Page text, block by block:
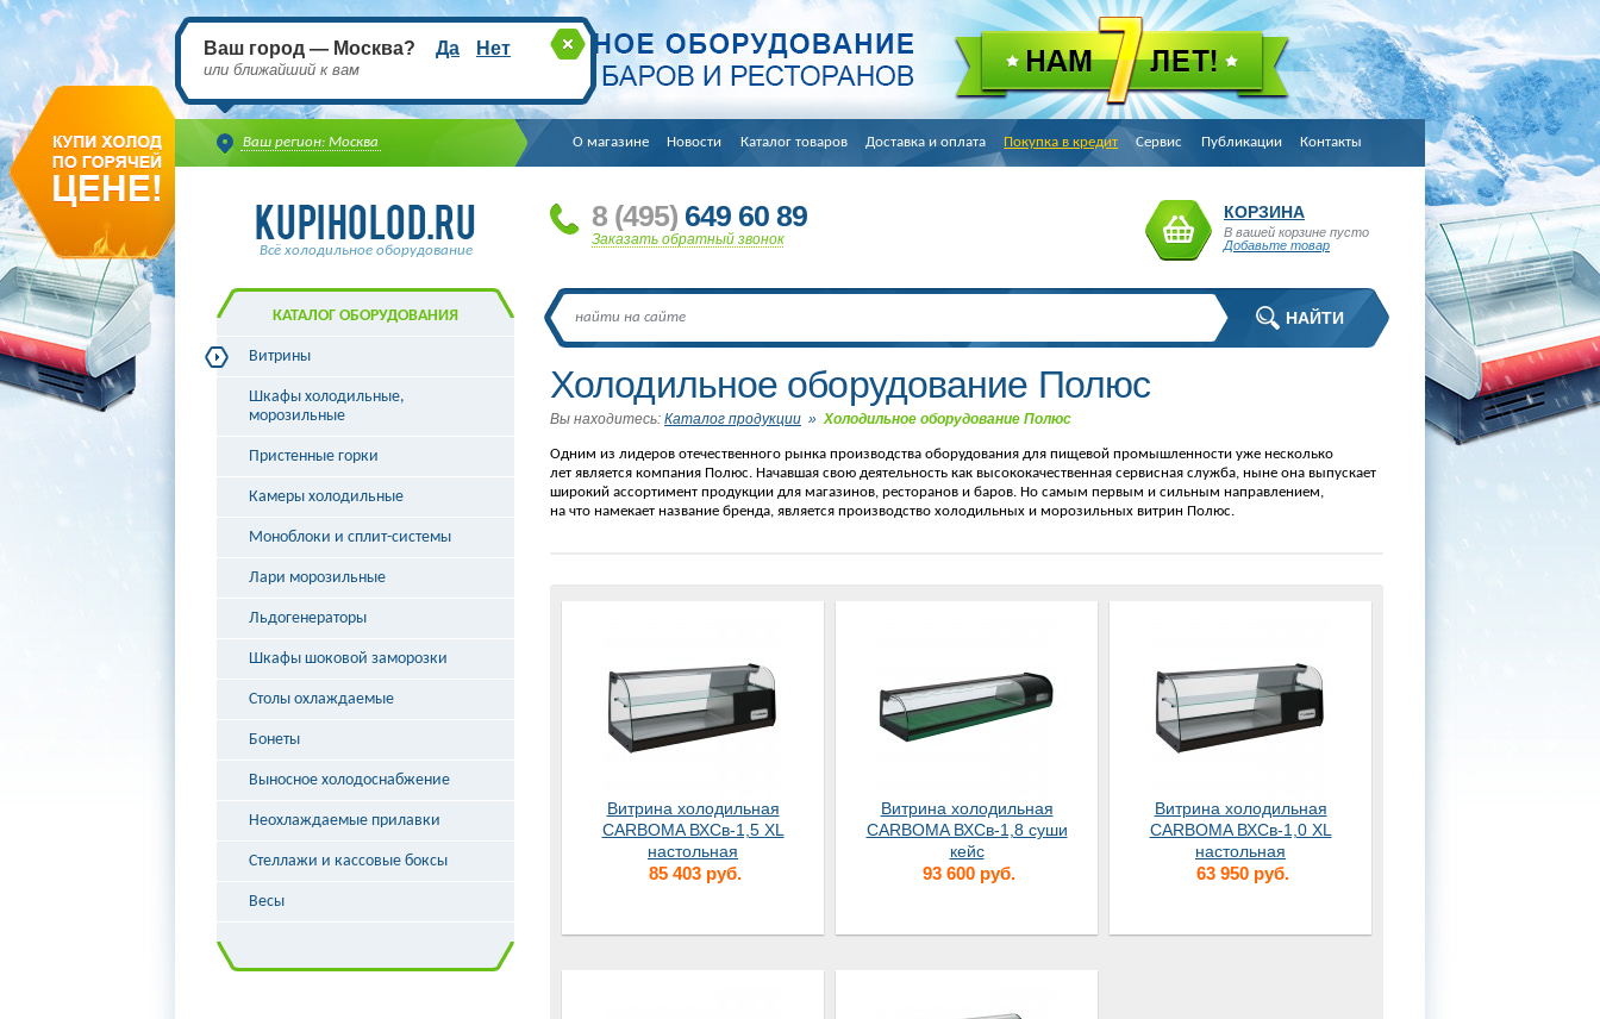
Ваш регион: Москва
Ваш город — Москва? Да Нет
или ближайший к вам
О магазине Новости Каталог товаров Доставка и оплата Покупка в кредит Сервис Публикации Контакты
Всё холодильное оборудование
8 (495) 649 60 89
Заказать обратный звонок
КОРЗИНА
В вашей корзине пусто
Добавьте товар
Холодильное оборудование Полюс
Вы находитесь: Каталог продукции »Холодильное оборудование Полюс
Одним из лидеров отечественного рынка производства оборудования для пищевой промышленности уже несколько
лет является компания Полюс. Начавшая свою деятельность как высококачественная сервисная служба, ныне она выпускает
широкий ассортимент продукции для магазинов, ресторанов и баров. Но самым первым и сильным направлением,
на что намекает название бренда, является производство холодильных и морозильных витрин Полюс.
Витрина холодильная
CARBOMA ВХСв-1,5 XL
настольная
85 403 руб.
Витрина холодильная
CARBOMA ВХСв-1,8 суши
кейс
93 600 руб.
Витрина холодильная
CARBOMA ВХСв-1,0 XL
настольная
63 950 руб.
КАТАЛОГ ОБОРУДОВАНИЯ
Витрины
Витрины холодильные
Витрины морозильные
Витрины кондитерские
Витрины угловые
Витрины «рыба на льду»
Шкафы холодильные,
морозильные
Пристенные горки
Камеры холодильные
Моноблоки и сплит-системы
Лари морозильные
Льдогенераторы
Шкафы шоковой заморозки
Столы охлаждаемые
Бонеты
Выносное холодоснабжение
Неохлаждаемые прилавки
Стеллажи и кассовые боксы
Весы